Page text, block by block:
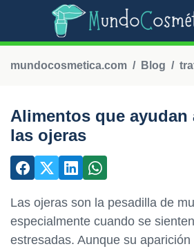
mundocosmetica.com Blog
Alimentos que ayudan
las ojeras
Las ojeras son la pesadilla de
especialmente cuando se
estresadas. Aunque su